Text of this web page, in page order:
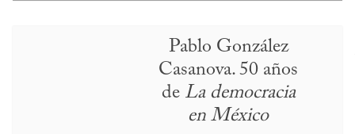
Pablo González
Casanova. 50 años
de La democracia
en México